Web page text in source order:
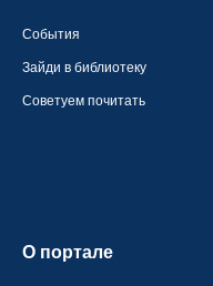
События
Зайди в библиотеку
Советуем почитать
О портале